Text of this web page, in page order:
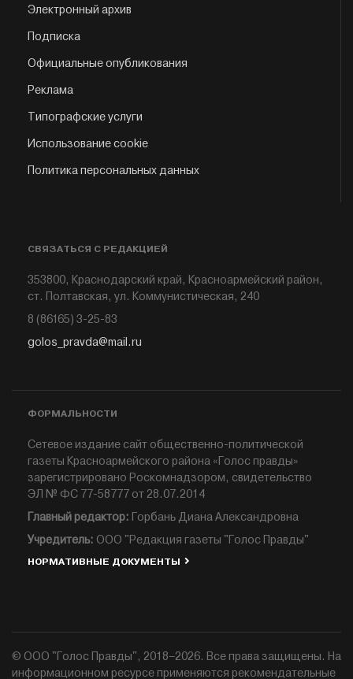
Электронный архив
Подписка
Официальные опубликования
Реклама
Типографские услуги
Использование cookie
Политика персональных данных
СВЯЗАТЬСЯ С РЕДАКЦИЕЙ
353800, Краснодарский край, Красноармейский район,
ст. Полтавская, ул. Коммунистическая, 240
8 (86165) 3-25-83
golos_pravda@mail.ru
ФОРМАЛЬНОСТИ
Сетевое издание сайт общественно-политической
газеты Красноармейского района «Голос правды»
зарегистрировано Роскомнадзором, свидетельство
ЭЛ № ФС 77-58777 от 28.07.2014
Главный редактор: Горбань Диана Александровна
Учредитель: ООО "Редакция газеты "Голос Правды"
НОРМАТИВНЫЕ ДОКУМЕНТЫ
© ООО "Голос Правды", 2018–2026. Все права защищены. На
информационном ресурсе применяются рекомендательные